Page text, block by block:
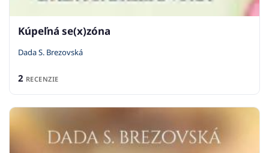
Kúpeľná se(x)zóna
Dada S. Brezovská
2 RECENZIE